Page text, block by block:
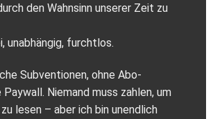
den Wahnsinn unserer Zeit zu
unabhängig, furchtlos.
Subventionen, ohne Abo-
Paywall. Niemand muss zahlen, um
lesen – aber ich bin unendlich